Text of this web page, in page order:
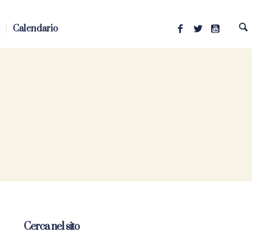
Calendario
Cerca nel sito